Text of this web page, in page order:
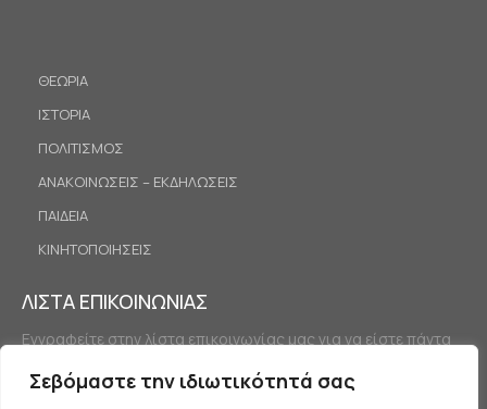
Σεβόμαστε την ιδιωτικότητά σας
ΘΕΩΡΙΑ
ΙΣΤΟΡΙΑ
ΠΟΛΙΤΙΣΜΟΣ
ΑΝΑΚΟΙΝΩΣΕΙΣ – ΕΚΔΗΛΩΣΕΙΣ
ΠΑΙΔΕΙΑ
ΚΙΝΗΤΟΠΟΙΗΣΕΙΣ
ΛΙΣΤΑ ΕΠΙΚΟΙΝΩΝΙΑΣ
Εγγραφείτε στην λίστα επικοινωνίας μας για να είστε πάντα